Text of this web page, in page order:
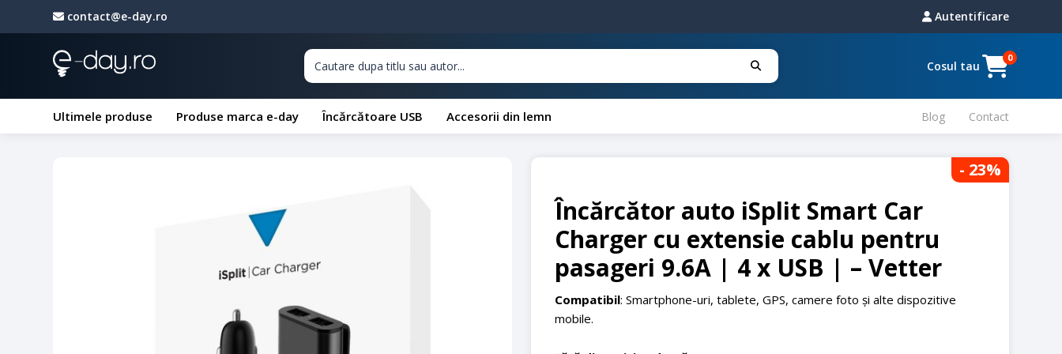
contact@e-day.ro Autentificare
Cosul tau
0
Ultimele produse Produse marca e-day Încărcătoare USB Accesorii din lemn Blog Contact
- 23%
Încărcător auto iSplit Smart Car
Charger cu extensie cablu pentru
pasageri 9.6A | 4 x USB | – Vetter
Compatibil: Smartphone-uri, tablete, GPS, camere foto și alte dispozitive
mobile.